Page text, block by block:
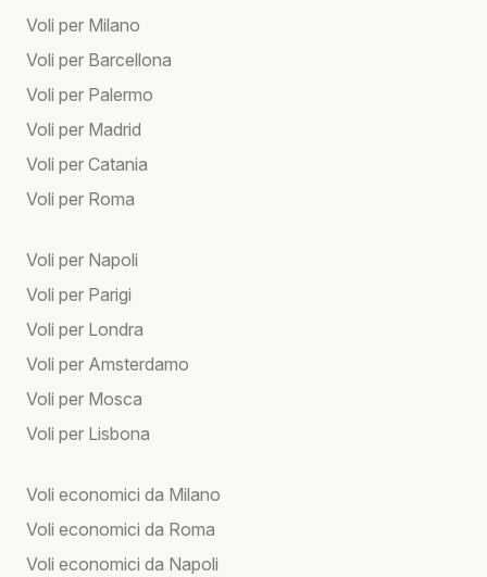
Voli per Milano
Voli per Barcellona
Voli per Palermo
Voli per Madrid
Voli per Catania
Voli per Roma
Voli per Napoli
Voli per Parigi
Voli per Londra
Voli per Amsterdamo
Voli per Mosca
Voli per Lisbona
Voli economici da Milano
Voli economici da Roma
Voli economici da Napoli